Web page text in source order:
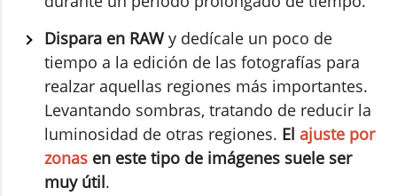
Dispara en RAWy dedícale un poco de
tiempo a la edición de las fotografías para
realzar aquellas regiones más importantes.
Levantando sombras, tratando de reducir la
luminosidad de otras regiones. El ajuste por
zonas en este tipo de imágenes suele ser
muy útil.